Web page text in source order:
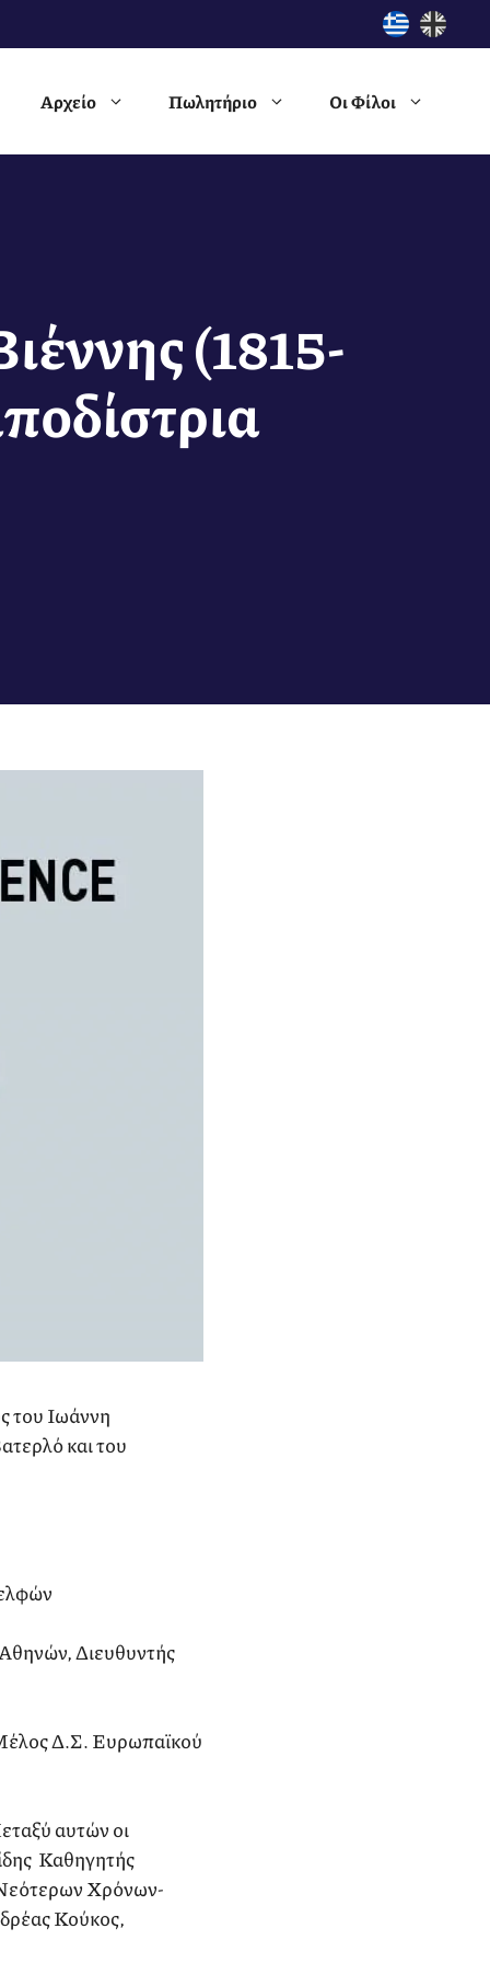
Αρχείο Πωλητήριο Οι Φίλοι
(1815-
του Ιωάννη
και του
Διευθυντής
Δ.Σ. Ευρωπαϊκού
αυτών οι
Καθηγητής
Χρόνων-
Κούκος,